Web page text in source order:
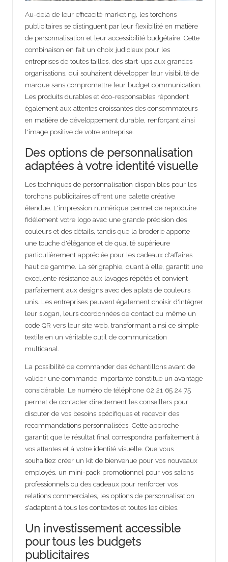
Au-delà de leur efficacité marketing, les torchons
publicitaires se distinguent par leur flexibilité en matière
de personnalisation et leur accessibilité budgétaire. Cette
combinaison en fait un choix judicieux pour les
entreprises de toutes tailles, des start-ups aux grandes
organisations, qui souhaitent développer leur visibilité de
marque sans compromettre leur budget communication.
Les produits durables et éco-responsables répondent
également aux attentes croissantes des consommateurs
en matière de développement durable, renforçant ainsi
l'image positive de votre entreprise.
Des options de personnalisation
adaptées à votre identité visuelle
Les techniques de personnalisation disponibles pour les
torchons publicitaires offrent une palette créative
étendue. L'impression numérique permet de reproduire
fidèlement votre logo avec une grande précision des
couleurs et des détails, tandis que la broderie apporte
une touche d'élégance et de qualité supérieure
particulièrement appréciée pour les cadeaux d'affaires
haut de gamme. La sérigraphie, quant à elle, garantit une
excellente résistance aux lavages répétés et convient
parfaitement aux designs avec des aplats de couleurs
unis. Les entreprises peuvent également choisir d'intégrer
leur slogan, leurs coordonnées de contact ou même un
code QR vers leur site web, transformant ainsi ce simple
textile en un véritable outil de communication
multicanal.
La possibilité de commander des échantillons avant de
valider une commande importante constitue un avantage
considérable. Le numéro de téléphone 02 21 65 24 75
permet de contacter directement les conseillers pour
discuter de vos besoins spécifiques et recevoir des
recommandations personnalisées. Cette approche
garantit que le résultat final correspondra parfaitement à
vos attentes et à votre identité visuelle. Que vous
souhaitiez créer un kit de bienvenue pour vos nouveaux
employés, un mini-pack promotionnel pour vos salons
professionnels ou des cadeaux pour renforcer vos
relations commerciales, les options de personnalisation
s'adaptent à tous les contextes et toutes les cibles.
Un investissement accessible
pour tous les budgets
publicitaires